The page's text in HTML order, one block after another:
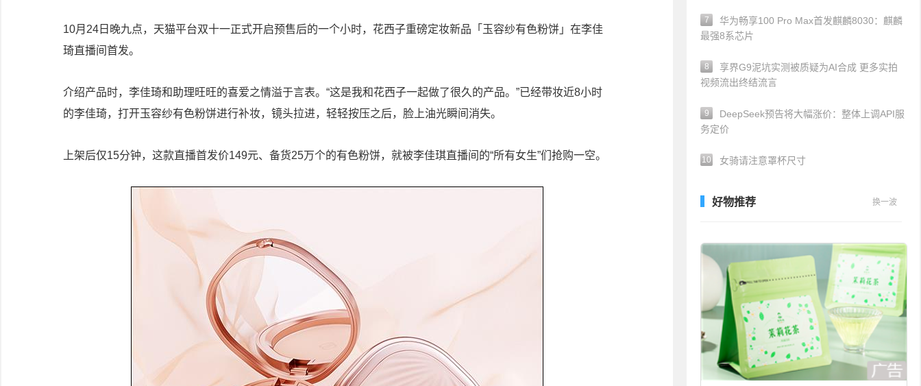
10月24日晚九点，天猫平台双十一正式开启预售后的一个小时，花西子重磅定妆新品「玉容纱有色粉饼」在李佳
琦直播间首发。
介绍产品时，李佳琦和助理旺旺的喜爱之情溢于言表。“这是我和花西子一起做了很久的产品。”已经带妆近8小时
的李佳琦，打开玉容纱有色粉饼进行补妆，镜头拉进，轻轻按压之后，脸上油光瞬间消失。
上架后仅15分钟，这款直播首发价149元、备货25万个的有色粉饼，就被李佳琪直播间的“所有女生”们抢购一空。
7
华为畅享100 Pro Max首发麒麟8030：麒麟
最强8系芯片
8
享界G9泥坑实测被质疑为AI合成 更多实拍
视频流出终结流言
9
DeepSeek预告将大幅涨价：整体上调API服
务定价
10 女骑请注意罩杯尺寸
好物推荐 换一波